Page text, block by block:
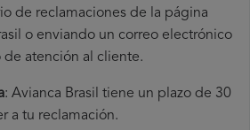
de reclamaciones de la página
o enviando un correo electrónico
de atención al cliente.
: Avianca Brasil tiene un plazo de 30
a tu reclamación.